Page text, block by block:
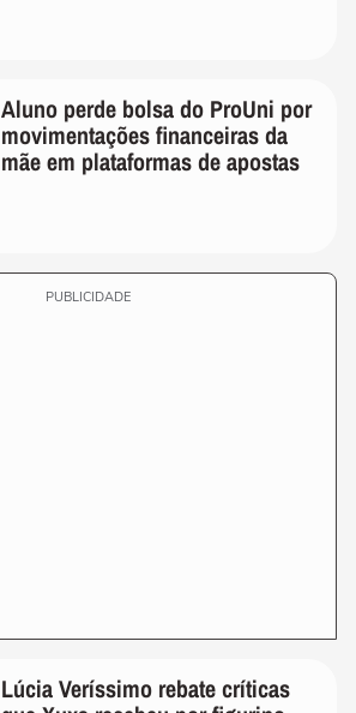
Aluno perde bolsa do ProUni por
movimentações financeiras da
mãe em plataformas de apostas
PUBLICIDADE
Lúcia Veríssimo rebate críticas